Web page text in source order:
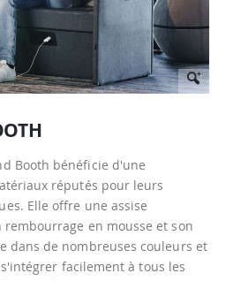
Booth bénéficie d'une
réputés pour leurs
Elle offre une assise
en mousse et son
dans de nombreuses couleurs et
facilement à tous les